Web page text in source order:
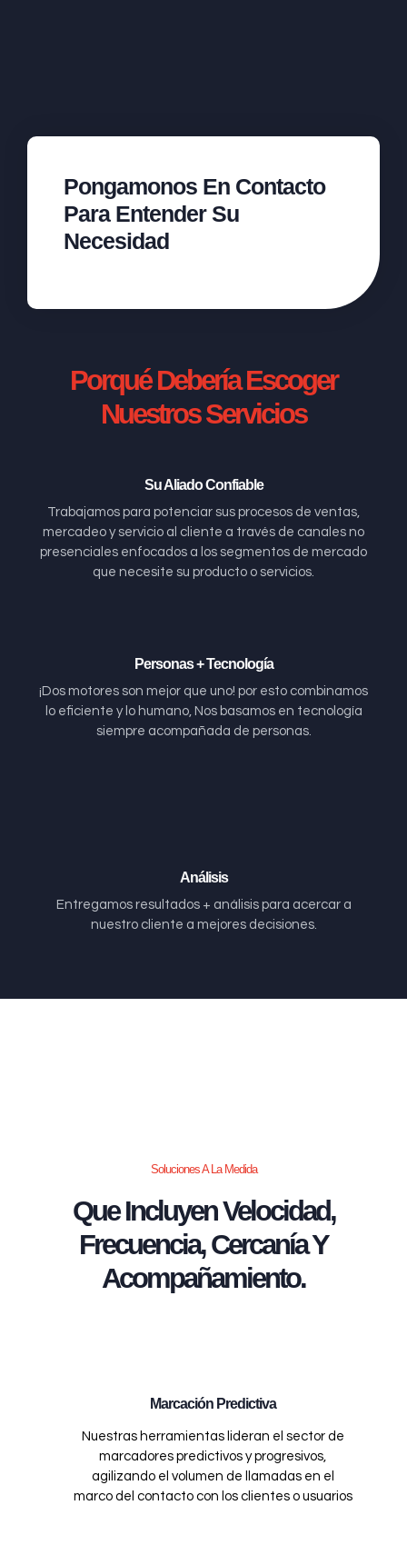
Pongamonos En Contacto
Para Entender Su
Necesidad
Porqué Debería Escoger
Nuestros Servicios
Su Aliado Confiable
Trabajamos para potenciar sus procesos de ventas,
mercadeo y servicio al cliente a través de canales no
presenciales enfocados a los segmentos de mercado
que necesite su producto o servicios.
Personas + Tecnología
¡Dos motores son mejor que uno! por esto combinamos
lo eficiente y lo humano, Nos basamos en tecnología
siempre acompañada de personas.
Análisis
Entregamos resultados + análisis para acercar a
nuestro cliente a mejores decisiones.
Soluciones A La Medida
Que Incluyen Velocidad,
Frecuencia, Cercanía Y
Acompañamiento.
Marcación Predictiva
Nuestras herramientas lideran el sector de
marcadores predictivos y progresivos,
agilizando el volumen de llamadas en el
marco del contacto con los clientes o usuarios